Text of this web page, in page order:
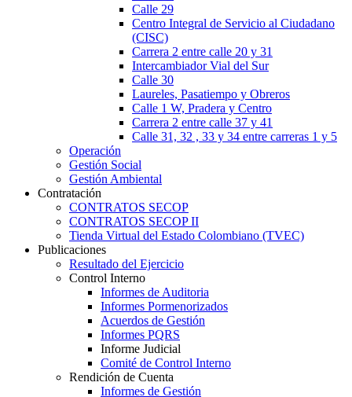
Calle 29
Centro Integral de Servicio al Ciudadano
(CISC)
Carrera 2 entre calle 20 y 31
Intercambiador Vial del Sur
Calle 30
Laureles, Pasatiempo y Obreros
Calle 1 W, Pradera y Centro
Carrera 2 entre calle 37 y 41
Calle 31, 32 , 33 y 34 entre carreras 1 y 5
Operación
Gestión Social
Gestión Ambiental
Contratación
CONTRATOS SECOP
CONTRATOS SECOP II
Tienda Virtual del Estado Colombiano (TVEC)
Publicaciones
Resultado del Ejercicio
Control Interno
Informes de Auditoria
Informes Pormenorizados
Acuerdos de Gestión
Informes PQRS
Informe Judicial
Comité de Control Interno
Rendición de Cuenta
Informes de Gestión